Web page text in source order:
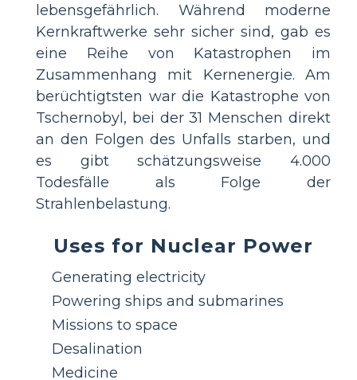
lebensgefährlich. Während moderne
Kernkraftwerke sehr sicher sind, gab es
eine Reihe von Katastrophen im
Zusammenhang mit Kernenergie. Am
berüchtigtsten war die Katastrophe von
Tschernobyl, bei der 31 Menschen direkt
an den Folgen des Unfalls starben, und
es gibt schätzungsweise 4.000
Todesfälle als Folge der
Strahlenbelastung.
Uses for Nuclear Power
Generating electricity
Powering ships and submarines
Missions to space
Desalination
Medicine